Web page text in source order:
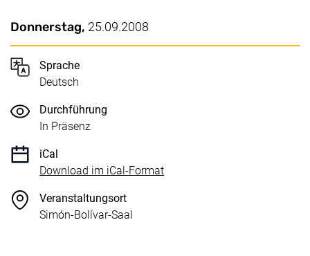
Wichtige Details
Datum / Dauer:
Donnerstag, 25.09.2008
Sprache
Deutsch
Durchführung
In Präsenz
iCal
Download im iCal-Format, 1 KB (öffnet neues Fenster)
Veranstaltungsort
Simón-Bolívar-Saal